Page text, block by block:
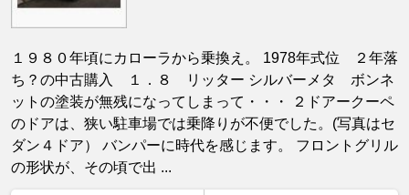
１９８０年頃にカローラから乗換え。 1978年式位 ２年落
ち？の中古購入 １．８ リッター シルバーメタ ボンネ
ットの塗装が無残になってしまって・・・ ２ドアークーペ
のドアは、狭い駐車場では乗降りが不便でした。(写真はセ
ダン４ドア） バンパーに時代を感じます。 フロントグリル
の形状が、その頃で出 ...